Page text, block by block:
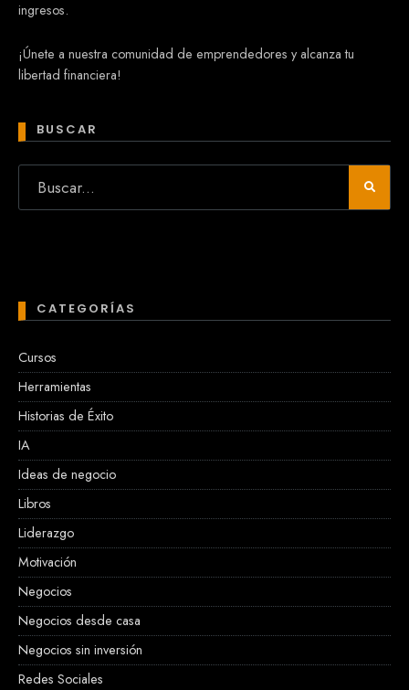
ingresos.
¡Únete a nuestra comunidad de emprendedores y alcanza tu
libertad financiera!
BUSCAR
CATEGORÍAS
Cursos
Herramientas
Historias de Éxito
IA
Ideas de negocio
Libros
Liderazgo
Motivación
Negocios
Negocios desde casa
Negocios sin inversión
Redes Sociales